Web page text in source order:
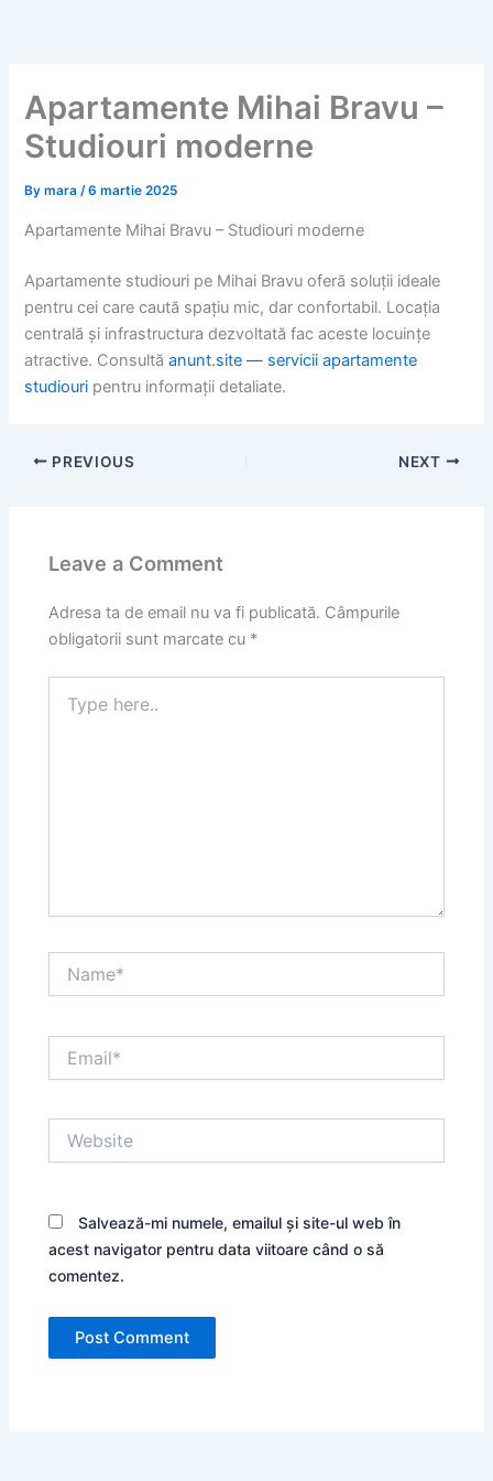
Apartamente Mihai Bravu –
Studiouri moderne
Bymara/6 martie 2025
Apartamente Mihai Bravu – Studiouri moderne
Apartamente studiouri pe Mihai Bravu oferă soluții ideale
pentru cei care caută spațiu mic, dar confortabil. Locația
centrală și infrastructura dezvoltată fac aceste locuințe
atractive. Consultăanunt.site — servicii apartamente
studiouri pentru informații detaliate.
PREVIOUS NEXT
Leave a Comment
Adresa ta de email nu va fi publicată. Câmpurile
obligatorii sunt marcate cu *
here..
Salvează-mi numele, emailul și site-ul web în
acest navigator pentru data viitoare când o să
comentez.